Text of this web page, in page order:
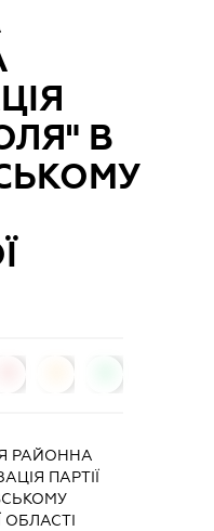
В
РАЙОННА
ПАРТІЇ
ОБЛАСТІ